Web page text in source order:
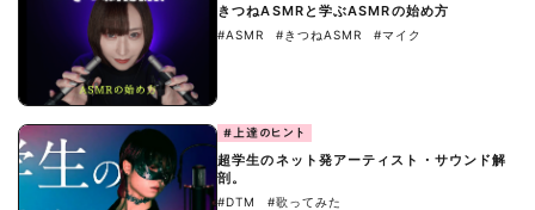
きつねASMRと学ぶASMRの始め方
#ASMR #きつねASMR #マイク
#上達のヒント
超学生のネット発アーティスト・サウンド解
剖。
#DTM #歌ってみた